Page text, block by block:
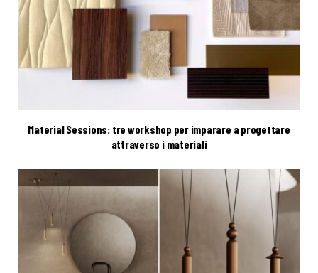
Material Sessions: tre workshop per imparare a progettare
attraverso i materiali